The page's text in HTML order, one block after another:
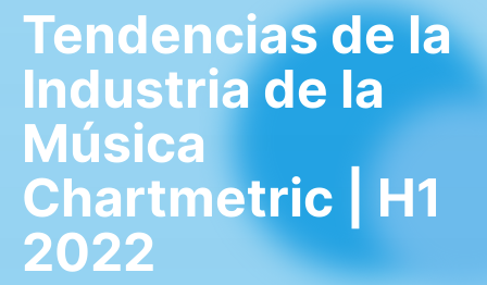
Tendencias de la
Industria de la
Música
Chartmetric | H1
2022